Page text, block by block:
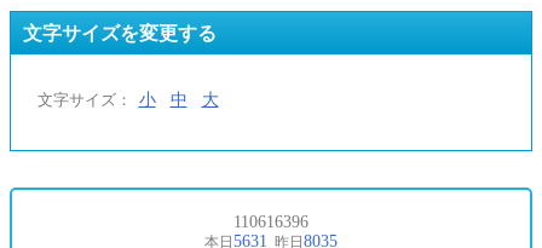
文字サイズを変更する
文字サイズ： 小 中 大